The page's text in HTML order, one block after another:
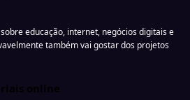
educação, internet, negócios digitais e
também vai gostar dos projetos
online